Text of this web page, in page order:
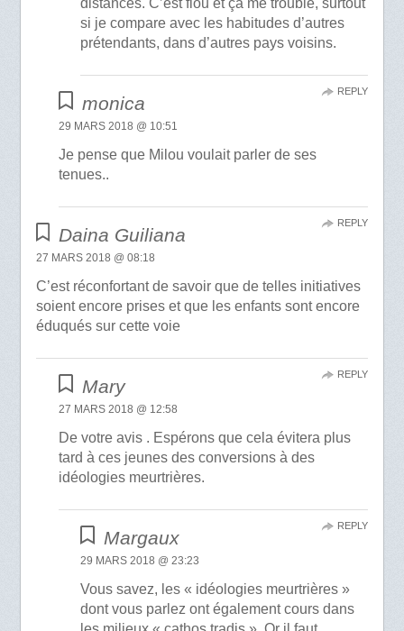
distances. C’est flou et ça me trouble, surtout
si je compare avec les habitudes d’autres
prétendants, dans d’autres pays voisins.
monica
29 MARS 2018 @ 10:51
Je pense que Milou voulait parler de ses
tenues..
REPLY
Daina Guiliana
27 MARS 2018 @ 08:18
C’est réconfortant de savoir que de telles initiatives
soient encore prises et que les enfants sont encore
éduqués sur cette voie
REPLY
Mary
27 MARS 2018 @ 12:58
De votre avis . Espérons que cela évitera plus
tard à ces jeunes des conversions à des
idéologies meurtrières.
REPLY
Margaux
29 MARS 2018 @ 23:23
Vous savez, les « idéologies meurtrières »
dont vous parlez ont également cours dans
REPLY